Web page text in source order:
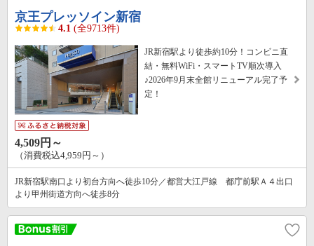
京王プレッソイン新宿
4.1 (全9713件)
JR新宿駅より徒歩約10分！コンビニ直
結・無料WiFi・スマートTV順次導入
♪2026年9月末全館リニューアル完了予
定！
4,509円～
（消費税込4,959円～）
JR新宿駅南口より初台方向へ徒歩10分／都営大江戸線 都庁前駅Ａ４出口
より甲州街道方向へ徒歩8分